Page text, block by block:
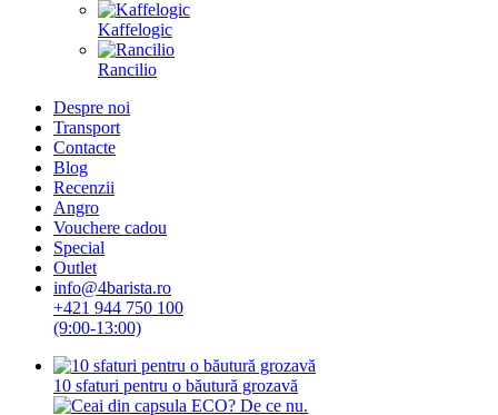
Kaffelogic
Rancilio
Despre noi
Transport
Contacte
Blog
Recenzii
Angro
Vouchere cadou
Special
Outlet
info@4barista.ro
+421 944 750 100
(9:00-13:00)
10 sfaturi pentru o băutură grozavă